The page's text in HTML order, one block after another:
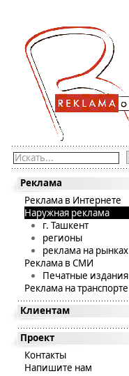
Искать...
Реклама
Реклама в Интернете
Наружная реклама
г. Ташкент
регионы
реклама на рынках
Реклама в СМИ
Печатные издания
Реклама на транспорте
Клиентам
Проект
Контакты
Напишите нам